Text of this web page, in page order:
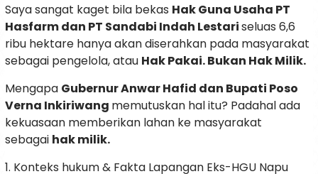
Saya sangat kaget bila bekas Hak Guna Usaha PT
Hasfarm dan PT Sandabi Indah Lestariseluas 6,6
ribu hektare hanya akan diserahkan pada masyarakat
sebagai pengelola, atau Hak Pakai. Bukan Hak Milik.
Mengapa Gubernur Anwar Hafid dan Bupati Poso
Verna Inkiriwang memutuskan hal itu? Padahal ada
kekuasaan memberikan lahan ke masyarakat
sebagai hak milik.
1. Konteks hukum & Fakta Lapangan Eks-HGU Napu